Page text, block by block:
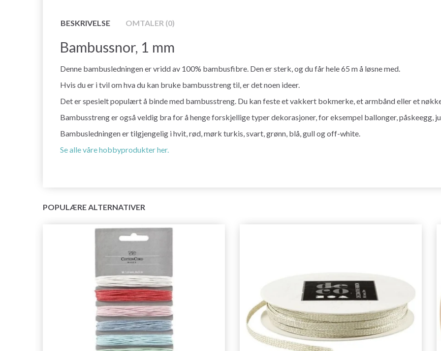
BESKRIVELSE OMTALER (0)
Bambussnor, 1 mm
Denne bambusledningen er vridd av 100% bambusfibre. Den er sterk, og du får hele 65 m å løsne med.
Hvis du er i tvil om hva du kan bruke bambusstreng til, er det noen ideer.
Det er spesielt populært å binde med bambusstreng. Du kan feste et vakkert bokmerke, et armbånd eller et
Bambusstreng er også veldig bra for å henge forskjellige typer dekorasjoner, for eksempel ballonger, påskeegg,
Bambusledningen er tilgjengelig i hvit, rød, mørk turkis, svart, grønn, blå, gull og off-white.
Se alle våre hobbyprodukter her.
POPULÆRE ALTERNATIVER